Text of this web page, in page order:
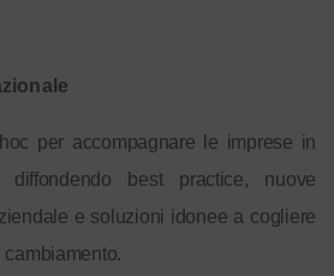
per accompagnare le imprese in
diffondendo best practice, nuove
e soluzioni idonee a cogliere
cambiamento.